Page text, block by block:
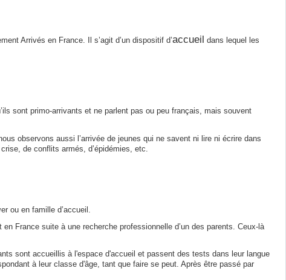
Arrivés en France. Il s’agit d’un dispositif d’accueil dans lequel les
sont primo-arrivants et ne parlent pas ou peu français, mais souvent
observons aussi l’arrivée de jeunes qui ne savent ni lire ni écrire dans
de conflits armés, d’épidémies, etc.
ou en famille d’accueil.
France suite à une recherche professionnelle d’un des parents. Ceux-là
sont accueillis à l'espace d'accueil et passent des tests dans leur langue
à leur classe d'âge, tant que faire se peut. Après être passé par